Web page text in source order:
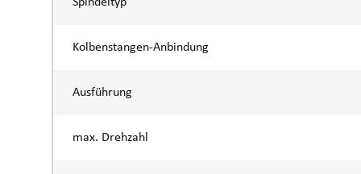
Kolbenstangen-Anbindung
Ausführung
max. Drehzahl